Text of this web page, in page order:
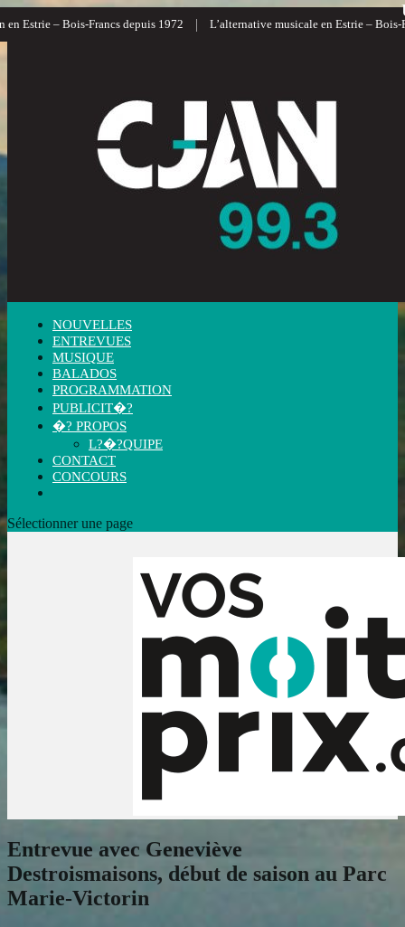
Estrie – Bois-Francs depuis 1972 L’alternative musicale en Estrie – Bois-
NOUVELLES
ENTREVUES
MUSIQUE
BALADOS
PROGRAMMATION
PUBLICIT�?
�? PROPOS
L?�?QUIPE
CONTACT
CONCOURS
Sélectionner une page
Entrevue avec Geneviève
Destroismaisons, début de saison au Parc
Marie-Victorin